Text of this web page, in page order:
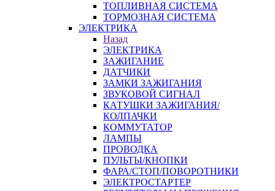
ТОПЛИВНАЯ СИСТЕМА
ТОРМОЗНАЯ СИСТЕМА
ЭЛЕКТРИКА
Назад
ЭЛЕКТРИКА
ЗАЖИГАНИЕ
ДАТЧИКИ
ЗАМКИ ЗАЖИГАНИЯ
ЗВУКОВОЙ СИГНАЛ
КАТУШКИ ЗАЖИГАНИЯ/
КОЛПАЧКИ
КОММУТАТОР
ЛАМПЫ
ПРОВОДКА
ПУЛЬТЫ/КНОПКИ
ФАРА/СТОП/ПОВОРОТНИКИ
ЭЛЕКТРОСТАРТЕР